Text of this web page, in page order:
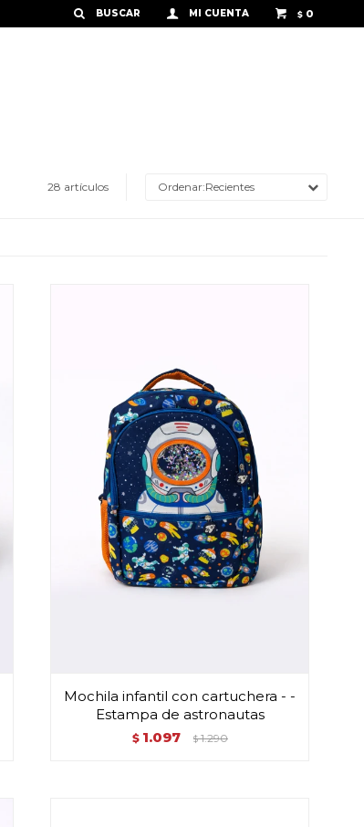
$ 0
28 artículos Recientes
Mochila infantil con cartuchera - -
Estampa de astronautas
$ 1.097 $ 1.290